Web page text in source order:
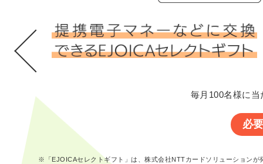
毎月100名様に
必
※「EJOICAセレクトギフト」は、株式会社NTTカードソリューションが